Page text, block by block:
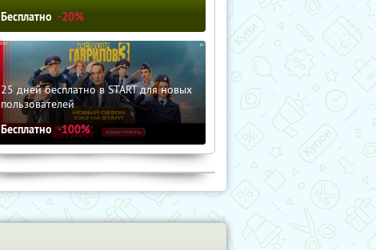
Бесплатно -20%
25 дней бесплатно в START для новых
пользователей
Бесплатно -100%